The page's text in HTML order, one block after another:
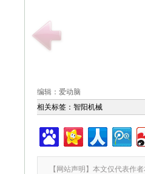
编辑：爱动脑
相关标签： 智阳机械
【网站声明】本文仅代表作